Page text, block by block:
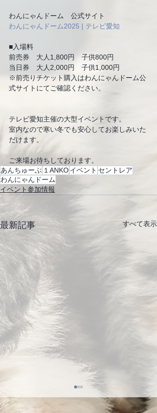
わんにゃんドーム　公式サイト
わんにゃんドーム2025 | テレビ愛知
■入場料
前売券　大人1,800円　子供800円
当日券　大人2,000円　子供1,000円
※前売りチケット購入はわんにゃんドーム公
式サイトにてご確認ください。
テレビ愛知主催の大型イベントです。
室内なので寒い冬でも安心してお楽しみいた
だけます。
ご来場お待ちしております。
あんちゅーぶ １ANKOイベント セントレア
わんにゃんドーム
イベント参加情報
最新記事 すべて表示